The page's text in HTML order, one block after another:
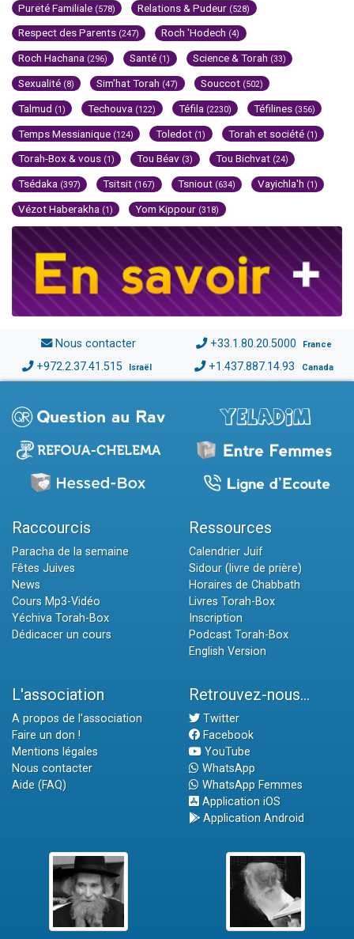
Pureté Familiale (578) Relations & Pudeur (528)
Respect des Parents (247) Roch 'Hodech (4)
Roch Hachana (296) Santé (1) Science & Torah (33)
Sexualité (8) Sim'hat Torah (47) Souccot (502)
Talmud (1) Techouva (122) Téfila (2230) Téfilines (356)
Temps Messianique (124) Toledot (1) Torah et société (1)
Torah-Box & vous (1) Tou Béav (3) Tou Bichvat (24)
Tsédaka (397) Tsitsit (167) Tsniout (634) Vayichla'h (1)
Vézot Haberakha (1) Yom Kippour (318)
Nous contacter +33.1.80.20.5000 France
+972.2.37.41.515 Israël +1.437.887.14.93 Canada
Raccourcis
Paracha de la semaine
Fêtes Juives
News
Cours Mp3-Vidéo
Yéchiva Torah-Box
Dédicacer un cours
Ressources
Calendrier Juif
Sidour (livre de prière)
Horaires de Chabbath
Livres Torah-Box
Inscription
Podcast Torah-Box
English Version
L'association
A propos de l'association
Faire un don !
Mentions légales
Nous contacter
Aide (FAQ)
Retrouvez-nous...
Twitter
Facebook
YouTube
WhatsApp
WhatsApp Femmes
Application iOS
Application Android